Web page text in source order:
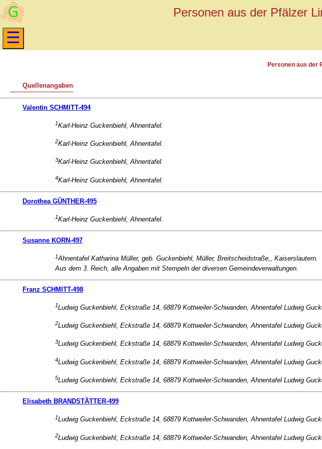
Personen aus der Pfälzer
Personen aus der
Quellenangaben
Valentin SCHMITT-494
1Karl-Heinz Guckenbiehl, Ahnentafel.
2Karl-Heinz Guckenbiehl, Ahnentafel.
3Karl-Heinz Guckenbiehl, Ahnentafel.
4Karl-Heinz Guckenbiehl, Ahnentafel.
Dorothea GÜNTHER-495
1Karl-Heinz Guckenbiehl, Ahnentafel.
Susanne KORN-497
1Ahnentafel Katharina Müller, geb. Guckenbiehl, Müller, Breitscheidstraße,, Kaiserslautern.
Aus dem 3. Reich, alle Angaben mit Stempeln der diversen Gemeindeverwaltungen.
Franz SCHMITT-498
1Ludwig Guckenbiehl, Eckstraße 14, 68879 Kottweiler-Schwanden, Ahnentafel Ludwig
2Ludwig Guckenbiehl, Eckstraße 14, 68879 Kottweiler-Schwanden, Ahnentafel Ludwig
3Ludwig Guckenbiehl, Eckstraße 14, 68879 Kottweiler-Schwanden, Ahnentafel Ludwig
4Ludwig Guckenbiehl, Eckstraße 14, 68879 Kottweiler-Schwanden, Ahnentafel Ludwig
5Ludwig Guckenbiehl, Eckstraße 14, 68879 Kottweiler-Schwanden, Ahnentafel Ludwig
Elisabeth BRANDSTÄTTER-499
1Ludwig Guckenbiehl, Eckstraße 14, 68879 Kottweiler-Schwanden, Ahnentafel Ludwig
2Ludwig Guckenbiehl, Eckstraße 14, 68879 Kottweiler-Schwanden, Ahnentafel Ludwig